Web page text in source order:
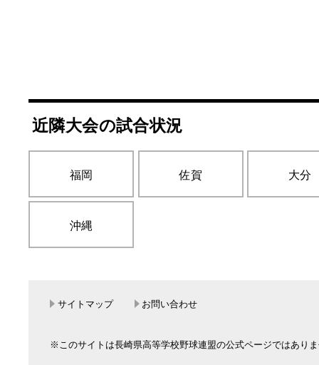
近隣大会の試合状況
福岡 佐賀 大分
沖縄
サイトマップ お問い合わせ
※このサイトは長崎県高等学校野球連盟の公式ページではあり